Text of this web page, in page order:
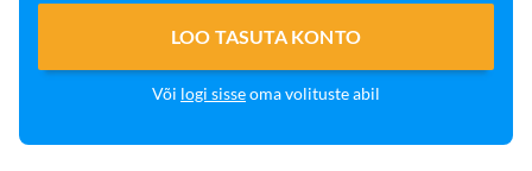
LOO TASUTA KONTO
Või logi sisseoma volituste abil